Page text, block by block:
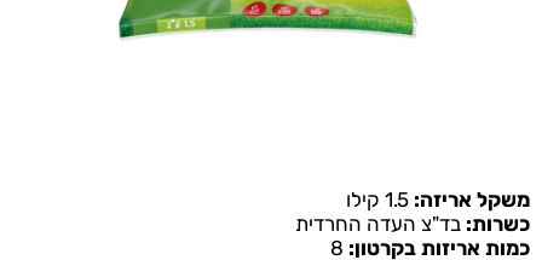
משקל אריזה: 1.5 קילו
כשרות: בד"צ העדה החרדית
כמות אריזות בקרטון: